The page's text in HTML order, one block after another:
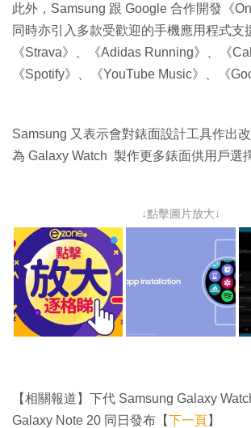
此外，Samsung 跟 Google 合作開發《
同時亦引入多款受歡迎的手機應用程式支
《Strava》、《Adidas Running》、《
《Spotify》、《YouTube Music》、《
Samsung 又表示會對錶面設計工具作出
為 Galaxy Watch 製作更多錶面供用戶選
↓點擊圖片放大↓
【相關報道】下代 Samsung Galaxy
Galaxy Note 20 同日發布【下一頁】